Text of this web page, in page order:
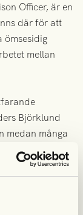
Officer, är en
där för att
ömsesidig
mellan
Björklund
medan många
åt att plocka
är inte
hem. Dörren